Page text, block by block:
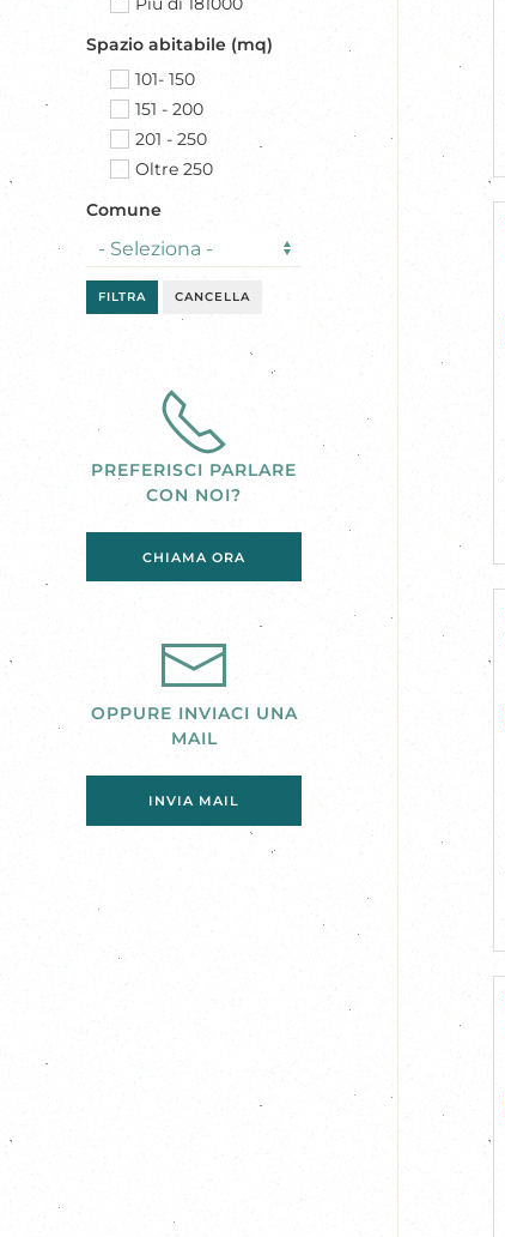
Spazio abitabile (mq)
101- 150
151 - 200
201 - 250
Oltre 250
Comune
FILTRA CANCELLA
PREFERISCI PARLARE
CON NOI?
CHIAMA ORA
OPPURE INVIACI UNA
MAIL
INVIA MAIL